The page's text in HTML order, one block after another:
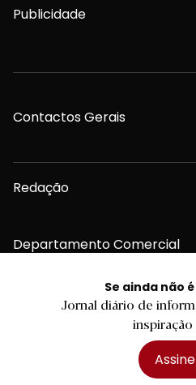
Se ainda não
Jornal diário de
inspiração
Publicidade
Contactos Gerais
Redação
Departamento Comercial
Publicidade